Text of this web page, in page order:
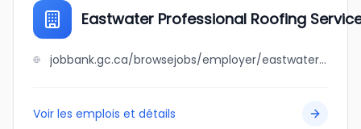
Eastwater Professional Roofing
jobbank.gc.ca/browsejobs/employer/eastwater+professional+roofing+services+ltd/ca
Voir les emplois et détails